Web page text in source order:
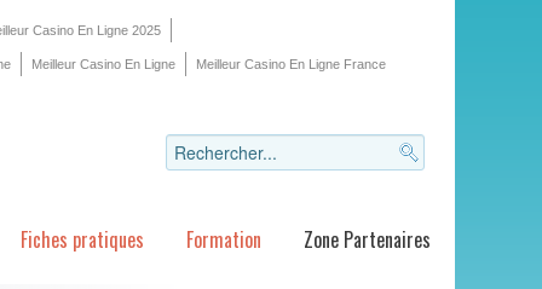
Casino En Ligne 2025
Meilleur Casino En Ligne Meilleur Casino En Ligne France
Fiches pratiques Formation Zone Partenaires